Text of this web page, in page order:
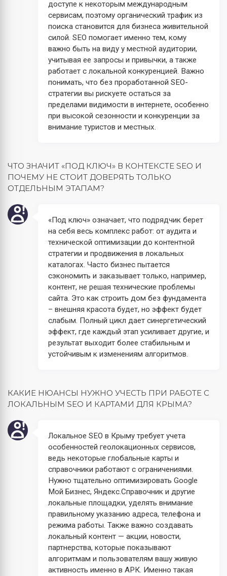
доступе к некоторым международным
сервисам, поэтому органический трафик из
поиска становится для бизнеса живительной
силой. SEO помогает именно тем, кому
важно быть на виду у местной аудитории,
учитывая ее запросы и привычки, а также
работает с локальной конкуренцией. Важно
понимать, что без проработанной SEO-
стратегии вы рискуете остаться за
пределами видимости в интернете, особенно
при высокой сезонности и конкуренции за
внимание туристов и местных.
ЧТО ЗНАЧИТ «ПОД КЛЮЧ» В КОНТЕКСТЕ SEO И
ПОЧЕМУ НЕ СТОИТ ДОВЕРЯТЬ ТОЛЬКО
ОТДЕЛЬНЫМ ЭТАПАМ?
«Под ключ» означает, что подрядчик берет
на себя весь комплекс работ: от аудита и
технической оптимизации до контентной
стратегии и продвижения в локальных
каталогах. Часто бизнес пытается
сэкономить и заказывает только, например,
контент, не решая технические проблемы
сайта. Это как строить дом без фундамента
– внешняя красота будет, но эффект будет
слабым. Полный цикл дает синергетический
эффект, где каждый этап усиливает другие, и
результат выходит более стабильным и
устойчивым к изменениям алгоритмов.
КАКИЕ НЮАНСЫ НУЖНО УЧЕСТЬ ПРИ РАБОТЕ С
ЛОКАЛЬНЫМ SEO И КАРТАМИ ДЛЯ КРЫМА?
Локальное SEO в Крыму требует учета
особенностей геолокационных сервисов,
ведь некоторые глобальные карты и
справочники работают с ограничениями.
Нужно тщательно оптимизировать Google
Мой Бизнес, Яндекс.Справочник и другие
локальные площадки, уделять внимание
правильному указанию адреса, телефона и
режима работы. Также важно создавать
локальный контент — акции, новости,
партнерства, которые показывают
алгоритмам и пользователям вашу живую
активность именно в АРК. Именно такая